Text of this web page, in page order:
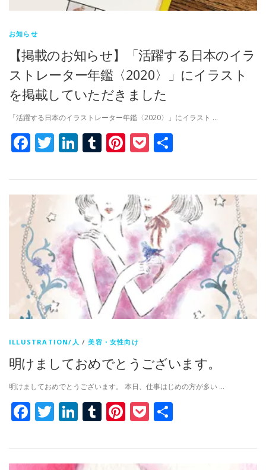
お知らせ
【掲載のお知らせ】「活躍する日本のイラ
ストレーター年鑑〈2020〉」にイラスト
を掲載していただきました
「活躍する日本のイラストレーター年鑑〈2020〉」にイラスト …
Facebook
Twitter
LinkedIn
Tumblr
Pinterest
Pocket
ILLUSTRATION/人 /美容・女性向け
明けましておめでとうございます。
明けましておめでとうございます。 本日、仕事はじめの方が多い …
Facebook
Twitter
LinkedIn
Tumblr
Pinterest
Pocket